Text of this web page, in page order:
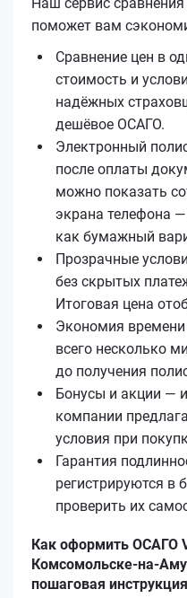
поможет вам
Сравнение цен в
стоимость и
надёжных
дешёвое ОСАГО.
Электронный
после оплаты
можно показать
экрана телефона
как бумажный
Прозрачные
без скрытых
Итоговая цена
Экономия
всего несколько
до получения
Бонусы и акции —
компании
условия при
Гарантия
регистрируются в
проверить их
Как оформить ОСАГО
Комсомольске-на-
пошаговая инструкция